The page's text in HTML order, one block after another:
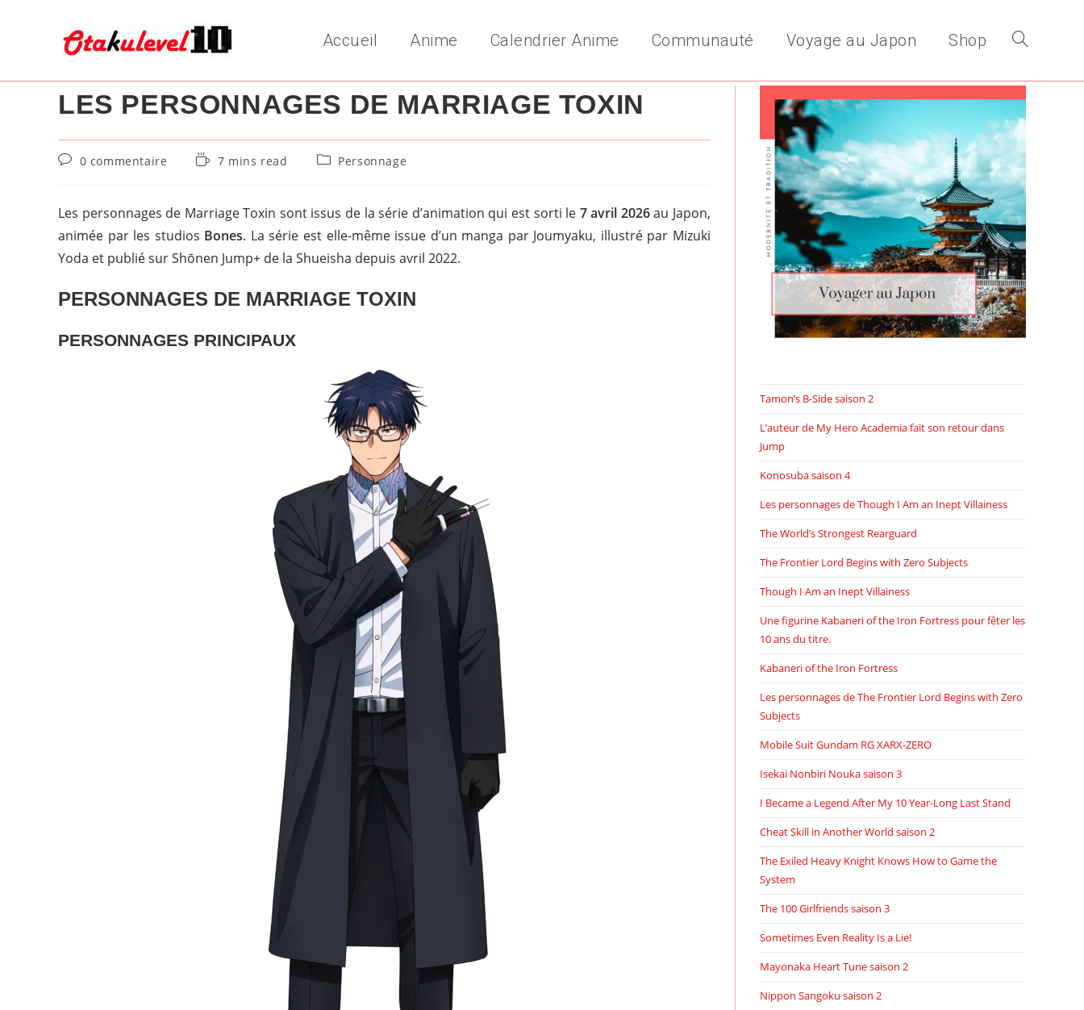
Accueil Anime Calendrier Anime Communauté Voyage au Japon Shop Toggle
website
search
LES PERSONNAGES DE MARRIAGE TOXIN
Commentaires
publication :
0 commentaire
Temps7 mins read
PostPersonnage
Les personnages de Marriage Toxin sont issus de la série d’animation qui est sorti le 7 avril 2026au Japon,
animée par les studios Bones. La série est elle-même issue d’un manga par Joumyaku, illustré par Mizuki
Yoda et publié sur Shōnen Jump+ de la Shueisha depuis avril 2022.
PERSONNAGES DE MARRIAGE TOXIN
PERSONNAGES PRINCIPAUX
Tamon’s B-Side saison 2
L’auteur de My Hero Academia fait son retour dans
Jump
Konosuba saison 4
Les personnages de Though I Am an Inept Villainess
The World’s Strongest Rearguard
The Frontier Lord Begins with Zero Subjects
Though I Am an Inept Villainess
Une figurine Kabaneri of the Iron Fortress pour fêter les
10 ans du titre.
Kabaneri of the Iron Fortress
Les personnages de The Frontier Lord Begins with Zero
Subjects
Mobile Suit Gundam RG XARX-ZERO
Isekai Nonbiri Nouka saison 3
I Became a Legend After My 10 Year-Long Last Stand
Cheat Skill in Another World saison 2
The Exiled Heavy Knight Knows How to Game the
System
The 100 Girlfriends saison 3
Sometimes Even Reality Is a Lie!
Mayonaka Heart Tune saison 2
Nippon Sangoku saison 2